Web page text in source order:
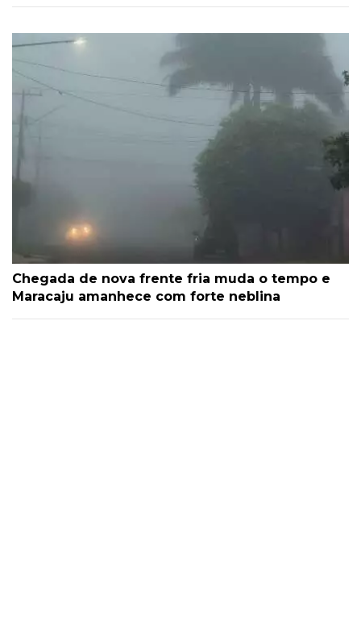
Chegada de nova frente fria muda o tempo e
Maracaju amanhece com forte neblina